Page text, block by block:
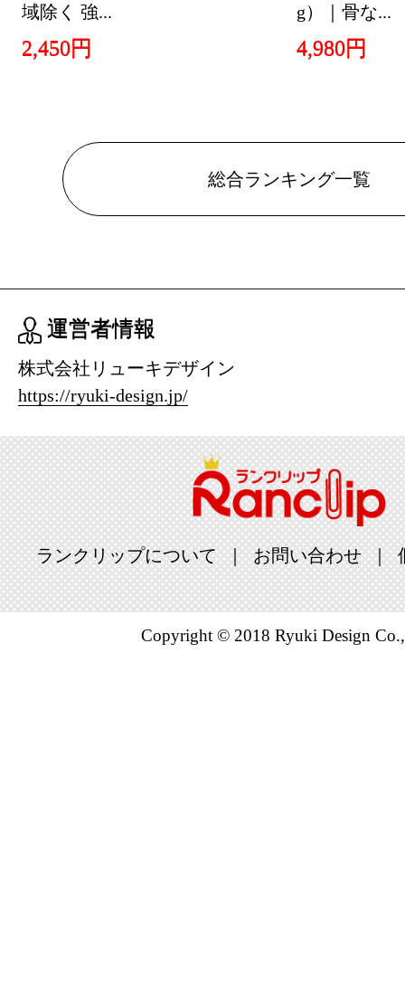
域除く 強...
2,450円
g）｜骨な...
4,980円
総合ランキング一覧
運営者情報
株式会社リューキデザイン
https://ryuki-design.jp/
ランクリップについて お問い合わせ
Copyright © 2018 Ryuki Design